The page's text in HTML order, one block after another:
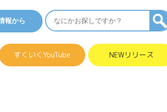
すくいくYouTube NEWリリース